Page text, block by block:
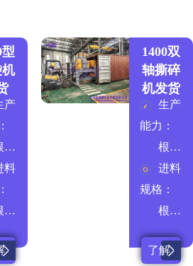
型
产
根据需求定制
料
根据需求定制
1400双
轴撕碎
机发货
生产
能力：
根据需求定制
进料
规格：
根据需求定制
了解